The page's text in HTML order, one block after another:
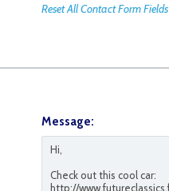
Reset All Contact Form Fields
Message: